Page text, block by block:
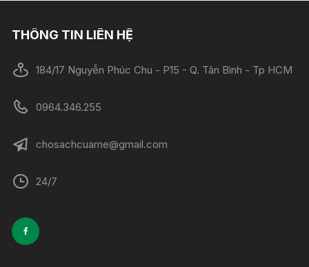
THÔNG TIN LIÊN HỆ
184/17 Nguyễn Phúc Chu - P15 - Q. Tân Bình - Tp HCM
0964.346.255
chosachcuame@gmail.com
24/7